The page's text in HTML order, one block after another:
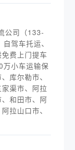
公司（133-
驾车托运、
费上门提车
万小车运输保
库尔勒市、
渠市、阿拉
和田市、阿
拉山口市、